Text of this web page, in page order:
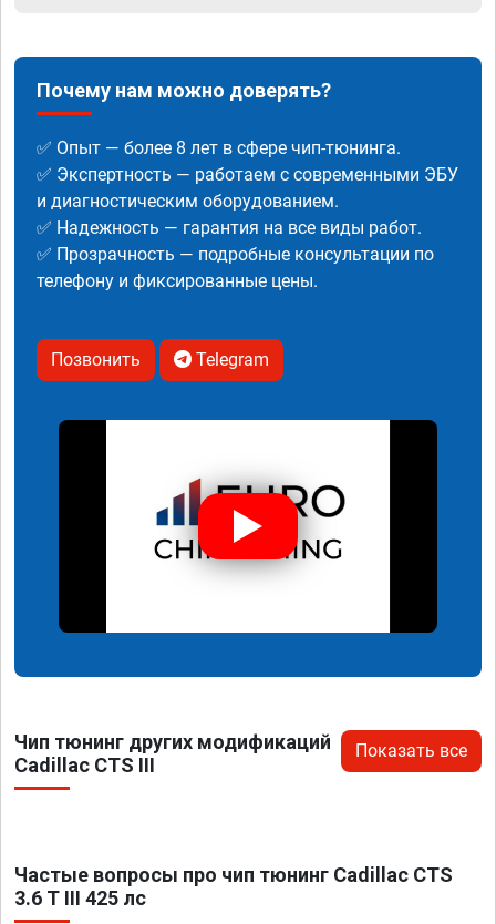
Почему нам можно доверять?
✅ Опыт — более 8 лет в сфере чип-тюнинга.
✅ Экспертность — работаем с современными ЭБУ
и диагностическим оборудованием.
✅ Надежность — гарантия на все виды работ.
✅ Прозрачность — подробные консультации по
телефону и фиксированные цены.
Позвонить Telegram
Чип тюнинг других модификаций
Cadillac CTS III
Показать все
Частые вопросы про чип тюнинг Cadillac CTS
3.6 T III 425 лс